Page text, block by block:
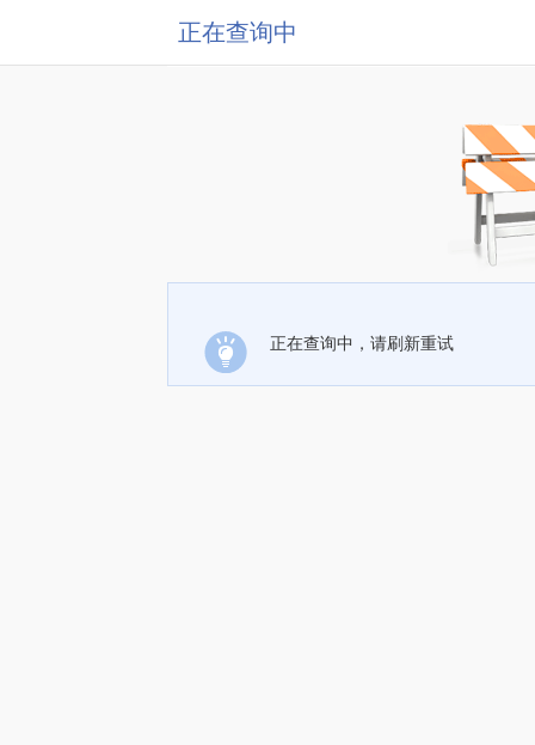
正在查询中
正在查询中，请刷新重试